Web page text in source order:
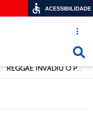
Acesso
> REGGAE INVADIU O PALCO POP DO FIG
ACESSIBILIDADE